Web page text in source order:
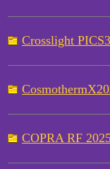
Crosslight
COPRA RF